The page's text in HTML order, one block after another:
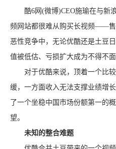
酷6网(微博)CEO施瑜在与新
频网站都很难从购买长视频——
恶性竞争中，无论优酷还是土豆
值被低估、亏损扩大成为不得不面
对于优酷来说，顶着一个比较
缓，一方面收入无法支撑业绩增
了一个坐稳中国市场份额第一的
望。
未知的整合难题